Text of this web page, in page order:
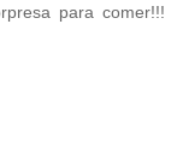
para comer!!!